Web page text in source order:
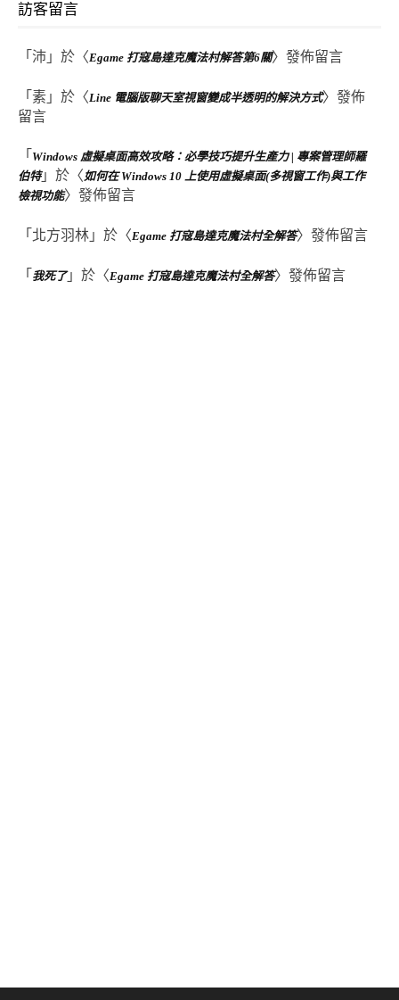
訪客留言
「 沛 」於〈Egame 打寇島達克魔法村解答第6關〉發佈留言
「 素 」於〈Line 電腦版聊天室視窗變成半透明的解決方式〉發佈
留言
「 Windows 虛擬桌面高效攻略：必學技巧提升生產力 | 專案管理師羅
伯特」於〈如何在 Windows 10 上使用虛擬桌面(多視窗工作)與工作
檢視功能〉發佈留言
「 北方羽林 」於〈Egame 打寇島達克魔法村全解答〉發佈留言
「 我死了」於〈Egame 打寇島達克魔法村全解答〉發佈留言